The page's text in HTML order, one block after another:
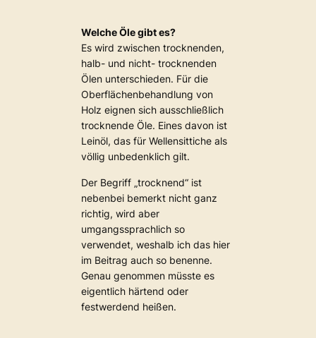
Welche Öle gibt es?
Es wird zwischen trocknenden,
halb- und nicht- trocknenden
Ölen unterschieden. Für die
Oberflächenbehandlung von
Holz eignen sich ausschließlich
trocknende Öle. Eines davon ist
Leinöl, das für Wellensittiche als
völlig unbedenklich gilt.
Der Begriff „trocknend“ ist
nebenbei bemerkt nicht ganz
richtig, wird aber
umgangssprachlich so
verwendet, weshalb ich das hier
im Beitrag auch so benenne.
Genau genommen müsste es
eigentlich härtend oder
festwerdend heißen.